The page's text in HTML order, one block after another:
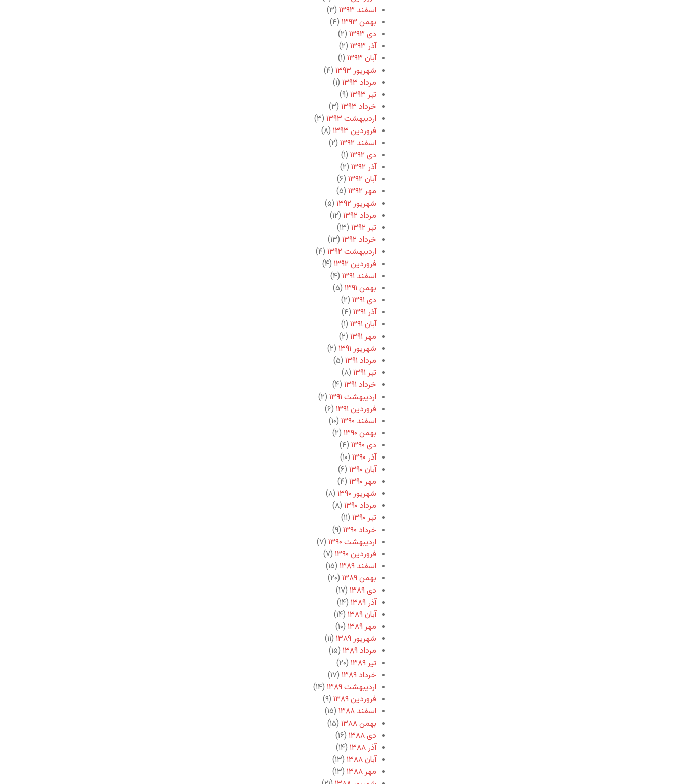
اسفند ۱۳۹۳
(۳)
بهمن ۱۳۹۳
(۴)
دی ۱۳۹۳
(۲)
آذر ۱۳۹۳
(۲)
آبان ۱۳۹۳
(۱)
شهریور ۱۳۹۳
(۴)
مرداد ۱۳۹۳
(۱)
تیر ۱۳۹۳
(۹)
خرداد ۱۳۹۳
(۳)
اردیبهشت ۱۳۹۳
(۳)
فروردین ۱۳۹۳
(۸)
اسفند ۱۳۹۲
(۲)
دی ۱۳۹۲
(۱)
آذر ۱۳۹۲
(۲)
آبان ۱۳۹۲
(۶)
مهر ۱۳۹۲
(۵)
شهریور ۱۳۹۲
(۵)
مرداد ۱۳۹۲
(۱۲)
تیر ۱۳۹۲
(۱۳)
خرداد ۱۳۹۲
(۱۳)
اردیبهشت ۱۳۹۲
(۴)
فروردین ۱۳۹۲
(۴)
اسفند ۱۳۹۱
(۴)
بهمن ۱۳۹۱
(۵)
دی ۱۳۹۱
(۲)
آذر ۱۳۹۱
(۴)
آبان ۱۳۹۱
(۱)
مهر ۱۳۹۱
(۲)
شهریور ۱۳۹۱
(۲)
مرداد ۱۳۹۱
(۵)
تیر ۱۳۹۱
(۸)
خرداد ۱۳۹۱
(۴)
اردیبهشت ۱۳۹۱
(۲)
فروردین ۱۳۹۱
(۶)
اسفند ۱۳۹۰
(۱۰)
بهمن ۱۳۹۰
(۲)
دی ۱۳۹۰
(۴)
آذر ۱۳۹۰
(۱۰)
آبان ۱۳۹۰
(۶)
مهر ۱۳۹۰
(۴)
شهریور ۱۳۹۰
(۸)
مرداد ۱۳۹۰
(۸)
تیر ۱۳۹۰
(۱۱)
خرداد ۱۳۹۰
(۹)
اردیبهشت ۱۳۹۰
(۷)
فروردین ۱۳۹۰
(۷)
اسفند ۱۳۸۹
(۱۵)
بهمن ۱۳۸۹
(۲۰)
دی ۱۳۸۹
(۱۷)
آذر ۱۳۸۹
(۱۴)
آبان ۱۳۸۹
(۱۴)
مهر ۱۳۸۹
(۱۰)
شهریور ۱۳۸۹
(۱۱)
مرداد ۱۳۸۹
(۱۵)
تیر ۱۳۸۹
(۲۰)
خرداد ۱۳۸۹
(۱۷)
اردیبهشت ۱۳۸۹
(۱۴)
فروردین ۱۳۸۹
(۹)
اسفند ۱۳۸۸
(۱۵)
بهمن ۱۳۸۸
(۱۵)
دی ۱۳۸۸
(۱۶)
آذر ۱۳۸۸
(۱۴)
آبان ۱۳۸۸
(۱۳)
مهر ۱۳۸۸
(۱۳)